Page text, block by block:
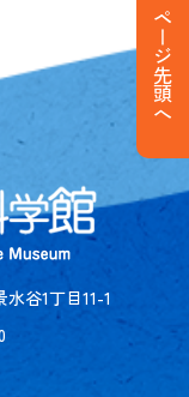
ページ先頭へ
谷1丁目11-1